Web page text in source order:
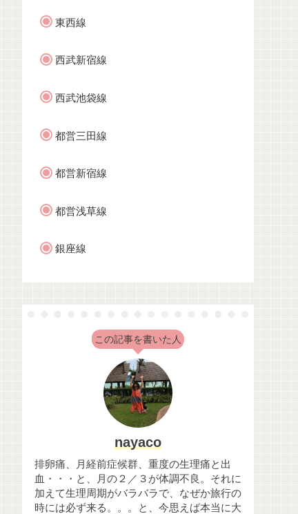
東西線
西武新宿線
西武池袋線
都営三田線
都営新宿線
都営浅草線
銀座線
この記事を書いた人
nayaco
排卵痛、月経前症候群、重度の生理痛と出
血・・・と、月の２／３が体調不良。それに
加えて生理周期がバラバラで、なぜか旅行の
時には必ず来る。。。と、今思えば本当に大